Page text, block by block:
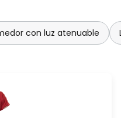
con luz atenuable